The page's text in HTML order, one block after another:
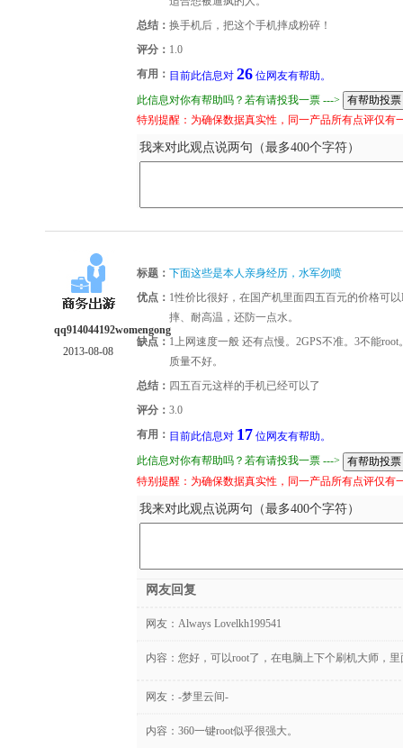
总结： 换手机后，把这个手机摔成粉碎！
评分： 1.0
有用： 目前此信息对 26 位网友有帮助。
此信息对你有帮助吗？若有请投我一票 --->
特别提醒：为确保数据真实性，同一产品所有点评仅有
我来对此观点说两句（最多400个字符）
qq914044192womengong
2013-08-08
标题： 下面这些是本人亲身经历，水军勿喷
优点： 1性价比很好，在国产机里面四五百元的价格可
摔、耐高温，还防一点水。
缺点： 1上网速度一般 还有点慢。2GPS不准。3不能
质量不好。
总结： 四五百元这样的手机已经可以了
评分： 3.0
有用： 目前此信息对 17 位网友有帮助。
此信息对你有帮助吗？若有请投我一票 --->
特别提醒：为确保数据真实性，同一产品所有点评仅有
我来对此观点说两句（最多400个字符）
网友回复
网友： Always Lovelkh199541
内容：您好，可以root了，在电脑上下个刷机大师，里
网友： -梦里云间-
内容：360一键root似乎很强大。